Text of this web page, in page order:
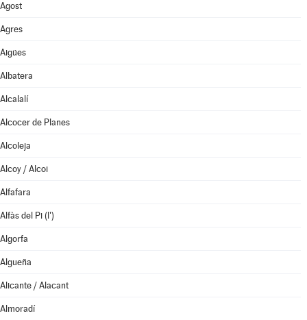
Agost
Agres
Aigües
Albatera
Alcalalí
Alcocer de Planes
Alcoleja
Alcoy / Alcoi
Alfafara
Alfàs del Pi (l')
Algorfa
Algueña
Alicante / Alacant
Almoradí